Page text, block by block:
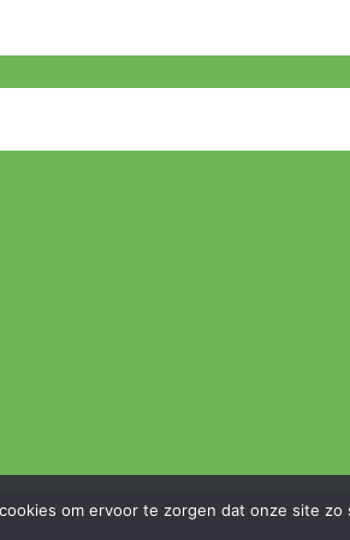
om ervoor te zorgen dat onze site